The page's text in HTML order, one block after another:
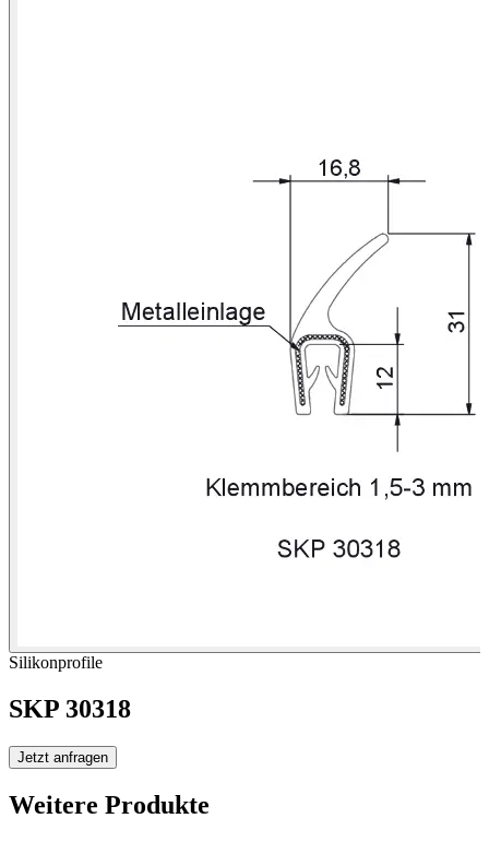
Silikonprofile
SKP 30318
Jetzt anfragen
Weitere Produkte